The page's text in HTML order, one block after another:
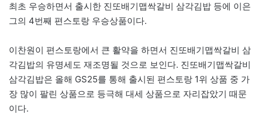
최초 우승하면서 출시한 진또배기맵싹갈비 삼각김밥 등에 이은
그의 4번째 편스토랑 우승상품이다.
이찬원이 편스토랑에서 큰 활약을 하면서 진또배기맵싹갈비 삼
각김밥의 유명세도 재조명될 것으로 보인다. 진또배기맵싹갈비
삼각김밥은 올해 GS25를 통해 출시된 편스토랑 1위 상품 중 가
장 많이 팔린 상품으로 등극해 대세 상품으로 자리잡았기 때문
이다.